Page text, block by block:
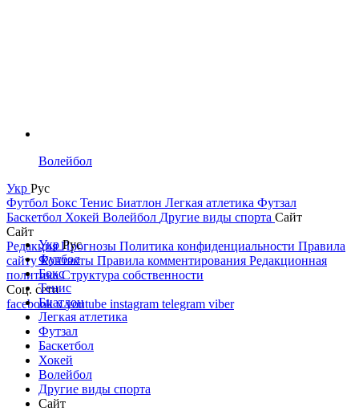
Волейбол
Укр Рус
Футбол Бокс Тенис Биатлон Легкая атлетика Футзал
Баскетбол Хокей Волейбол Другие виды спорта Сайт
Сайт
РедакцияПрогнозы Политика конфиденциальности Правила
сайтуКонтакты Правила комментирования Редакционная
политикаСтруктура собственности
Соц. сети
facebookxyoutube instagram telegram viber
УкрРус
Футбол
Бокс
Тенис
Биатлон
Легкая атлетика
Футзал
Баскетбол
Хокей
Волейбол
Другие виды спорта
Сайт